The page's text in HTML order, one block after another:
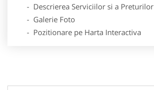
- Descrierea Serviciilor si a Preturilor
- Galerie Foto
- Pozitionare pe Harta Interactiva